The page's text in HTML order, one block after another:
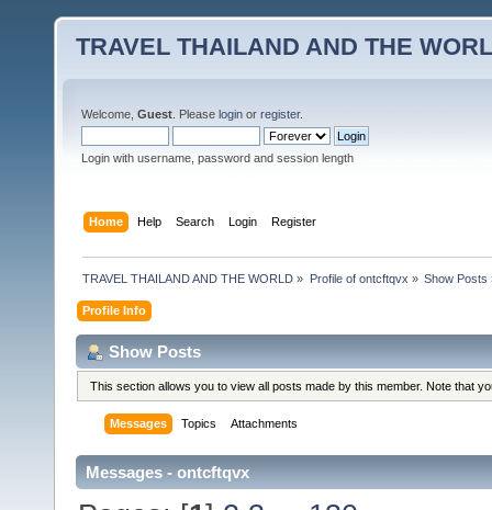
TRAVEL THAILAND AND THE
Welcome, Guest . Please login or register.
Login with username, password and session length
Home Help Search Login Register
TRAVEL THAILAND AND THE WORLD » Profile of ontcftqvx » Show Posts
Profile Info
Show Posts
This section allows you to view all posts made by this member. Note that
Messages Topics Attachments
Messages - ontcftqvx